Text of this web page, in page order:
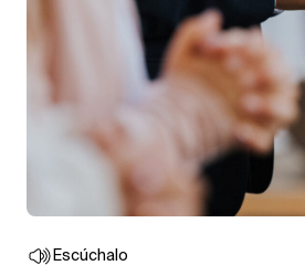
Escúchalo